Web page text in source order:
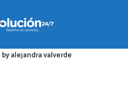
byalejandra valverde